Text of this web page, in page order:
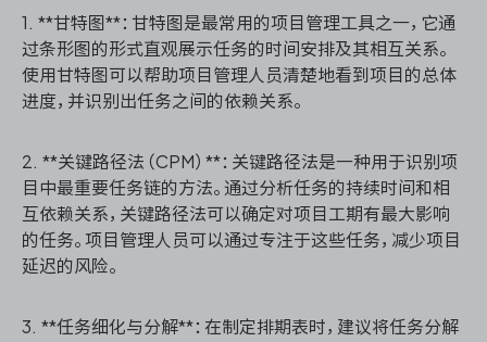
1. **甘特图**：甘特图是最常用的项目管理工具之一，它通
过条形图的形式直观展示任务的时间安排及其相互关系。
使用甘特图可以帮助项目管理人员清楚地看到项目的总体
进度，并识别出任务之间的依赖关系。
2. **关键路径法（CPM）**：关键路径法是一种用于识别项
目中最重要任务链的方法。通过分析任务的持续时间和相
互依赖关系，关键路径法可以确定对项目工期有最大影响
的任务。项目管理人员可以通过专注于这些任务，减少项目
延迟的风险。
3. **任务细化与分解**：在制定排期表时，建议将任务分解